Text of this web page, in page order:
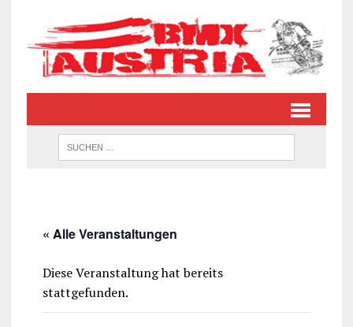
« Alle Veranstaltungen
Diese Veranstaltung hat bereits
stattgefunden.